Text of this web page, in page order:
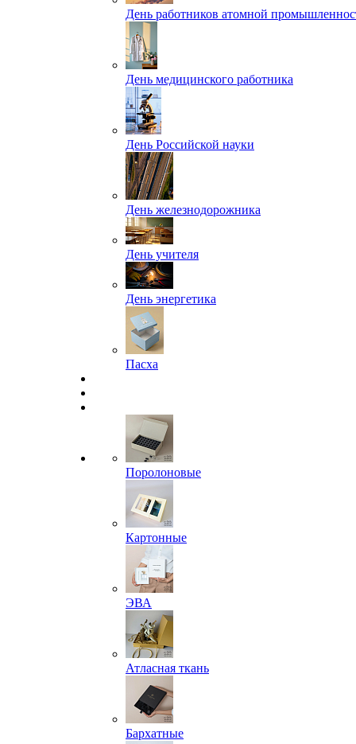
День работников атомной
День медицинского работника
День Российской науки
День железнодорожника
День учителя
День энергетика
Пасха
Поролоновые
Картонные
ЭВА
Атласная ткань
Бархатные